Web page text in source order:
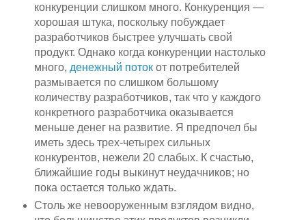
конкуренции слишком много. Конкуренция —
хорошая штука, поскольку побуждает
разработчиков быстрее улучшать свой
продукт. Однако когда конкуренции настолько
много, денежный потокот потребителей
размывается по слишком большому
количеству разработчиков, так что у каждого
конкретного разработчика оказывается
меньше денег на развитие. Я предпочел бы
иметь здесь трех-четырех сильных
конкурентов, нежели 20 слабых. К счастью,
ближайшие годы выкинут неудачников; но
пока остается только ждать.
Столь же невооруженным взглядом видно,